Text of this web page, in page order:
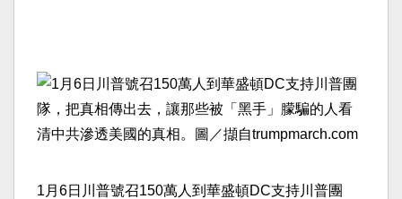
1月6日川普號召150萬人到華盛頓DC支持川普團